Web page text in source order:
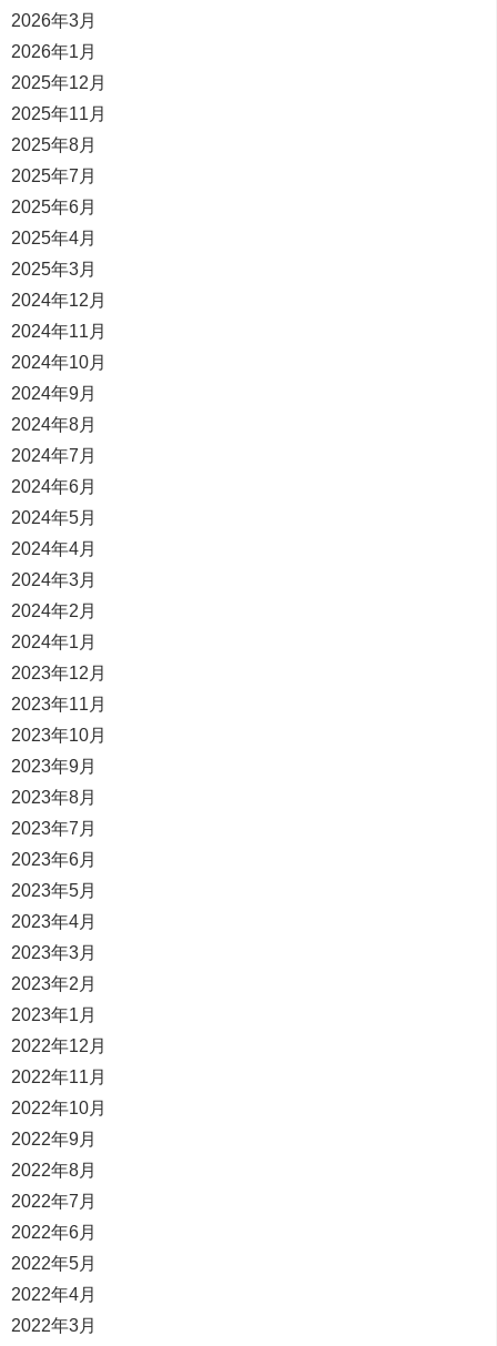
2026年3月
2026年1月
2025年12月
2025年11月
2025年8月
2025年7月
2025年6月
2025年4月
2025年3月
2024年12月
2024年11月
2024年10月
2024年9月
2024年8月
2024年7月
2024年6月
2024年5月
2024年4月
2024年3月
2024年2月
2024年1月
2023年12月
2023年11月
2023年10月
2023年9月
2023年8月
2023年7月
2023年6月
2023年5月
2023年4月
2023年3月
2023年2月
2023年1月
2022年12月
2022年11月
2022年10月
2022年9月
2022年8月
2022年7月
2022年6月
2022年5月
2022年4月
2022年3月